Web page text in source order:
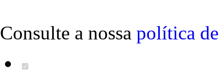
Consulte a nossa política de